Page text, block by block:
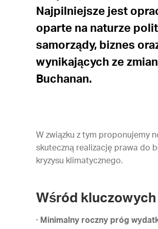
Najpilniejsze jest
oparte na naturze
samorządy, biznes
wynikających ze
Buchanan.
W związku z tym proponujemy
skuteczną realizację prawa do
kryzysu klimatycznego.
Wśród
· Minimalny roczny próg